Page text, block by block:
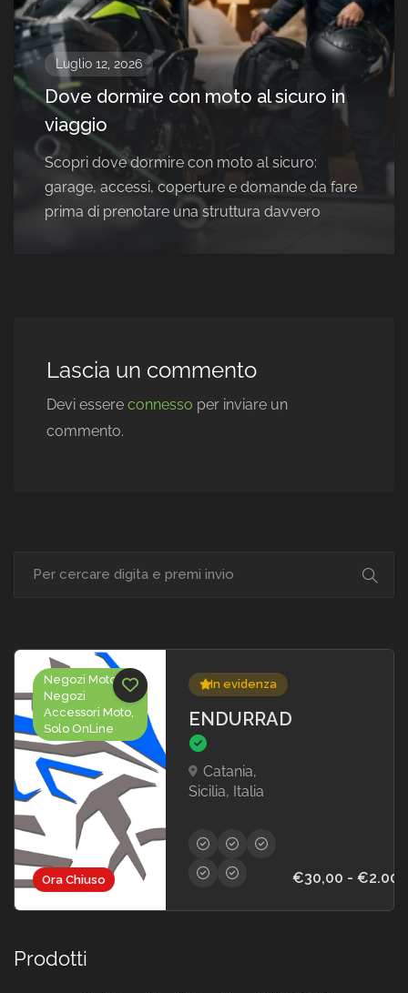
Luglio 12, 2026
Dove dormire con moto al sicuro in
viaggio
Scopri dove dormire con moto al sicuro:
garage, accessi, coperture e domande da fare
prima di prenotare una struttura davvero
Lascia un commento
Devi essere connesso per inviare un
commento.
Ora Chiuso
Negozi Moto,
Negozi
Accessori Moto,
Solo OnLine
In evidenza
ENDURRAD
Catania,
Sicilia, Italia
€30,00 -
Prodotti